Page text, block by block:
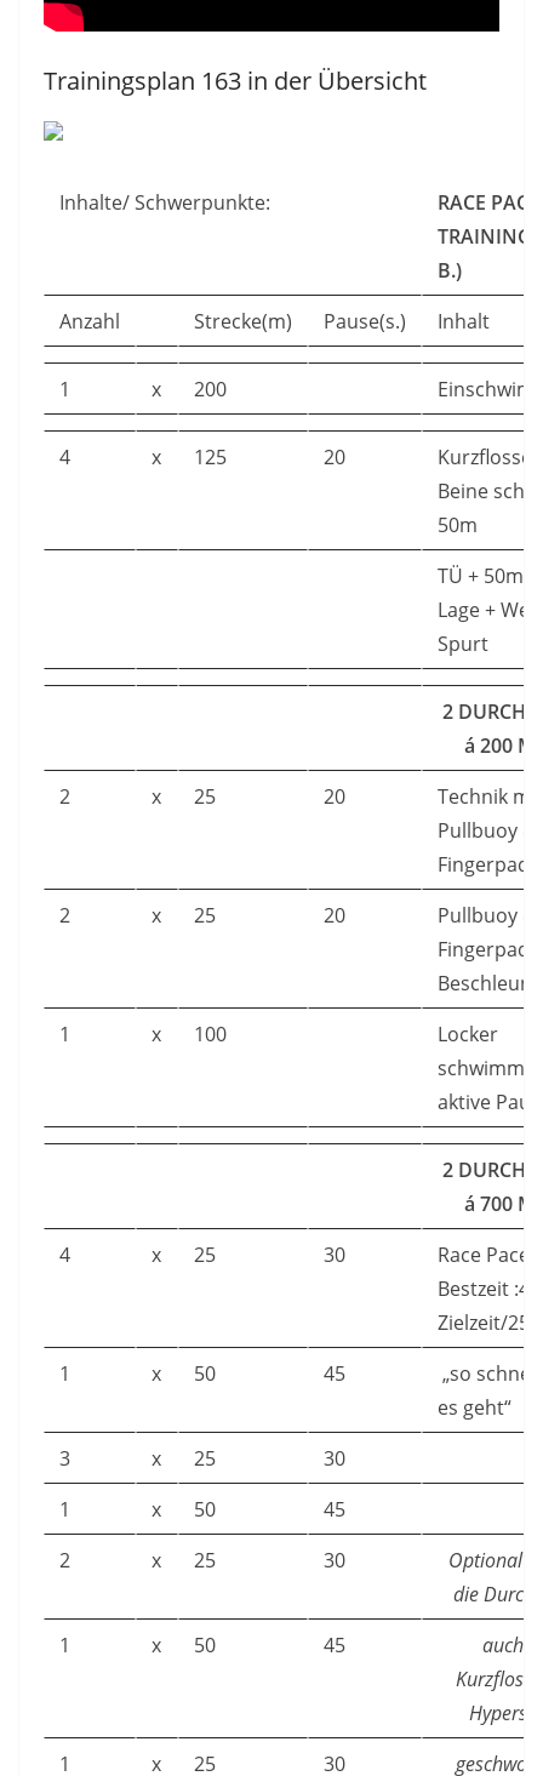
Trainingsplan 163 in der Übersicht
Inhalte/ Schwerpunkte:
RACE PACE
TRAINING
B.)
Anzahl
Strecke(m) Pause(s.) Inhalt
1 x 200
4 x 125 20
Beine
50m
TÜ + 50m
Lage +
Spurt
2
á 200
2
x 25 20
Technik mit
Pullbuoy &
2
x 25 20
Pullbuoy &
1
x 100
Locker
aktive
2
á 700
4
x 25 30
Race Pace
Bestzeit :4
Zielzeit/
1
x 50 45
„so
es geht“
3
x 25
30
1
x 50
45
2
x 25 30
Optional
die
1
x 50 45
auch
1
x 25 30